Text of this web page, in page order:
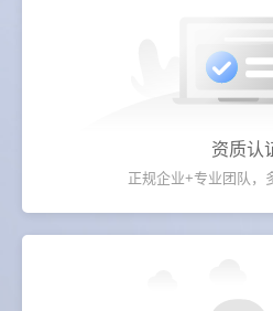
资质认
正规企业+专业团队，